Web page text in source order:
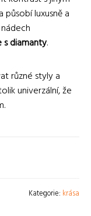
luxusně a
s diamanty.
různé styly a
univerzální, že
Kategorie: krása